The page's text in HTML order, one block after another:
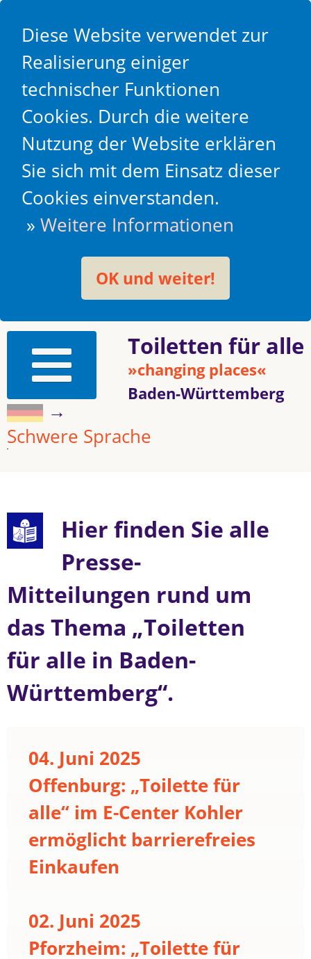
Diese Website verwendet zur
Realisierung einiger
technischer Funktionen
Cookies. Durch die weitere
Nutzung der Website erklären
Sie sich mit dem Einsatz dieser
Cookies einverstanden.
»Weitere Informationen
OK und weiter!
Toiletten für alle
»changing places«
Baden-Württemberg
→
Schwere Sprache
Hier finden Sie alle
Presse-
Mitteilungen rund um
das Thema „Toiletten
für alle in Baden-
Württemberg“.
04. Juni 2025
Offenburg: „Toilette für
alle“ im E-Center Kohler
ermöglicht barrierefreies
Einkaufen
02. Juni 2025
Pforzheim: „Toilette für